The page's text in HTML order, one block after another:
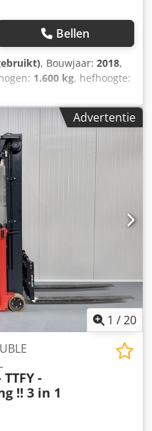
Bellen
, Bouwjaar: 2018,
1.600 kg, hefhoogte:
S 1.6 * EX * Miretti -
Cat.:Demo
mm Lifting height:2850
Hours:783 hours
* Bj 02/2026
/ Certificate = TUV
Gasgroep = IIB Type =
2 ) Tempklasse = T4
Advertentie
1 /20
-
!! 3 in 1